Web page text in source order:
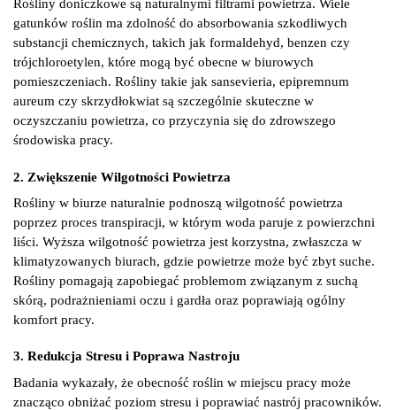
Rośliny doniczkowe są naturalnymi filtrami powietrza. Wiele
gatunków roślin ma zdolność do absorbowania szkodliwych
substancji chemicznych, takich jak formaldehyd, benzen czy
trójchloroetylen, które mogą być obecne w biurowych
pomieszczeniach. Rośliny takie jak sansevieria, epipremnum
aureum czy skrzydłokwiat są szczególnie skuteczne w
oczyszczaniu powietrza, co przyczynia się do zdrowszego
środowiska pracy.
2. Zwiększenie Wilgotności Powietrza
Rośliny w biurze naturalnie podnoszą wilgotność powietrza
poprzez proces transpiracji, w którym woda paruje z powierzchni
liści. Wyższa wilgotność powietrza jest korzystna, zwłaszcza w
klimatyzowanych biurach, gdzie powietrze może być zbyt suche.
Rośliny pomagają zapobiegać problemom związanym z suchą
skórą, podrażnieniami oczu i gardła oraz poprawiają ogólny
komfort pracy.
3. Redukcja Stresu i Poprawa Nastroju
Badania wykazały, że obecność roślin w miejscu pracy może
znacząco obniżać poziom stresu i poprawiać nastrój pracowników.